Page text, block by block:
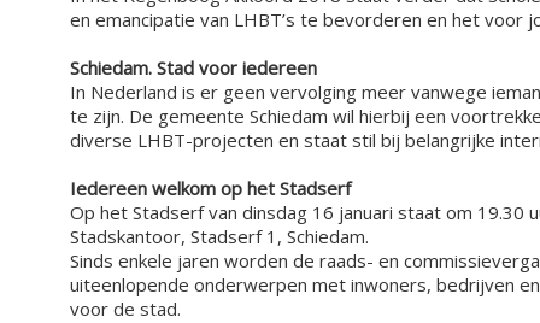
en emancipatie van LHBT’s te bevorderen en het voor
Schiedam. Stad voor iedereen
In Nederland is er geen vervolging meer vanwege
te zijn. De gemeente Schiedam wil hierbij een
diverse LHBT-projecten en staat stil bij belangrijke
Iedereen welkom op het Stadserf
Op het Stadserf van dinsdag 16 januari staat om
Stadskantoor, Stadserf 1, Schiedam.
Sinds enkele jaren worden de raads- en
uiteenlopende onderwerpen met inwoners, bedrijven
voor de stad.